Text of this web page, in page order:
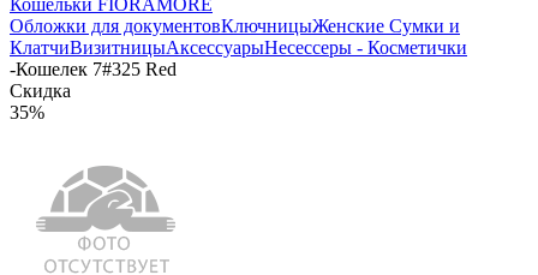
Обложки для документовКлючницыЖенские Сумки и
КлатчиВизитницыАксессуарыНесессеры - Косметички
-Кошелек 7#325 Red
Скидка
35%